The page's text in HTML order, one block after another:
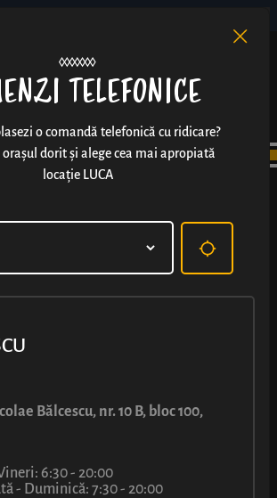
TELEFONICE
o comandă telefonică cu ridicare?
orașul dorit și alege cea mai apropiată
locație LUCA
Bălcescu, nr. 10 B, bloc 100,
6:30 - 20:00
- Duminică: 7:30 - 20:00